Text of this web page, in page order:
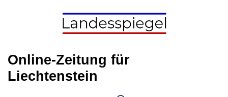
Online-Zeitung für
Liechtenstein